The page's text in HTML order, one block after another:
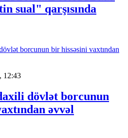
sual" qarşısında
12:43
dövlət borcunun
əvvəl